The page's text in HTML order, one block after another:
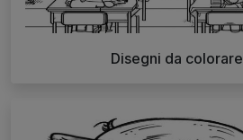
Disegni da